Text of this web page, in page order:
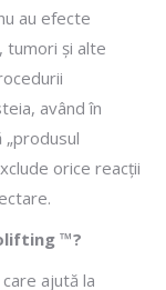
au efecte
tumori şi alte
având în
orice reacţii
™?
ajută la